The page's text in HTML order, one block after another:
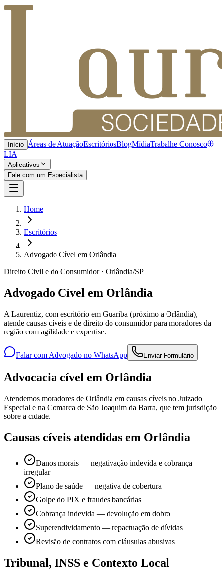
Início Áreas de AtuaçãoEscritóriosBlogMídiaTrabalhe Conosco
LIA
Aplicativos
Fale com um Especialista
Home
Escritórios
Advogado Cível em Orlândia
Direito Civil e do Consumidor · Orlândia/SP
Advogado Cível em Orlândia
A Laurentiz, com escritório em Guariba (próximo a Orlândia),
atende causas cíveis e de direito do consumidor para moradores da
região com agilidade e expertise.
Falar com Advogado no WhatsApp Enviar Formulário
Advocacia cível em Orlândia
Atendemos moradores de Orlândia em causas cíveis no Juizado
Especial e na Comarca de São Joaquim da Barra, que tem jurisdição
sobre a cidade.
Causas cíveis atendidas em Orlândia
Danos morais — negativação indevida e cobrança
irregular
Plano de saúde — negativa de cobertura
Golpe do PIX e fraudes bancárias
Cobrança indevida — devolução em dobro
Superendividamento — repactuação de dívidas
Revisão de contratos com cláusulas abusivas
Tribunal, INSS e Contexto Local